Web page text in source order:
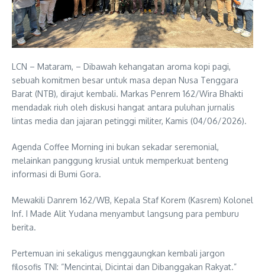
LCN – Mataram, – Dibawah kehangatan aroma kopi pagi,
sebuah komitmen besar untuk masa depan Nusa Tenggara
Barat (NTB), dirajut kembali. Markas Penrem 162/Wira Bhakti
mendadak riuh oleh diskusi hangat antara puluhan jurnalis
lintas media dan jajaran petinggi militer, Kamis (04/06/2026).
Agenda Coffee Morning ini bukan sekadar seremonial,
melainkan panggung krusial untuk memperkuat benteng
informasi di Bumi Gora.
Mewakili Danrem 162/WB, Kepala Staf Korem (Kasrem) Kolonel
Inf. I Made Alit Yudana menyambut langsung para pemburu
berita.
Pertemuan ini sekaligus menggaungkan kembali jargon
filosofis TNI: “Mencintai, Dicintai dan Dibanggakan Rakyat.”